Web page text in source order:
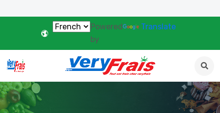
Powered
by
Translate